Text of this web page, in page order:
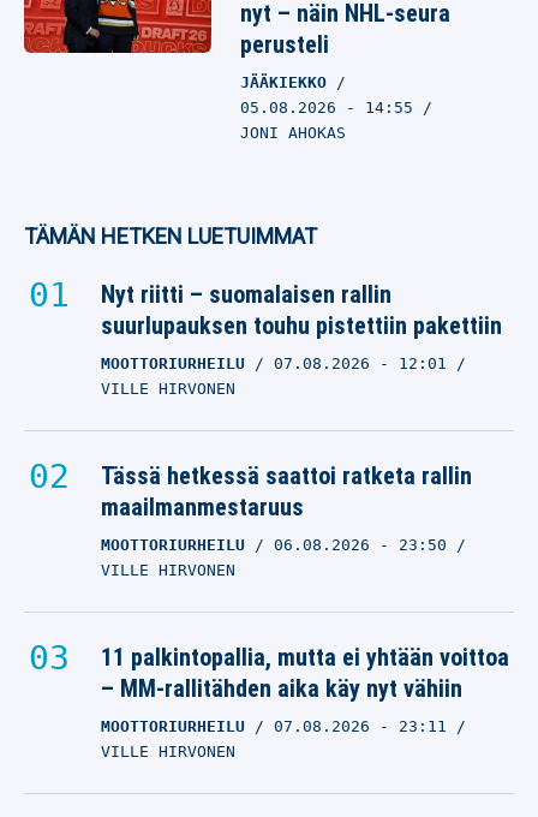
nyt – näin NHL-seura
perusteli
JÄÄKIEKKO
05.08.2026 - 14:55
JONI AHOKAS
TÄMÄN HETKEN LUETUIMMAT
Nyt riitti – suomalaisen rallin
suurlupauksen touhu pistettiin pakettiin
MOOTTORIURHEILU 07.08.2026 - 12:01
VILLE HIRVONEN
Tässä hetkessä saattoi ratketa rallin
maailmanmestaruus
MOOTTORIURHEILU 06.08.2026 - 23:50
VILLE HIRVONEN
11 palkintopallia, mutta ei yhtään voittoa
– MM-rallitähden aika käy nyt vähiin
MOOTTORIURHEILU 07.08.2026 - 23:11
VILLE HIRVONEN